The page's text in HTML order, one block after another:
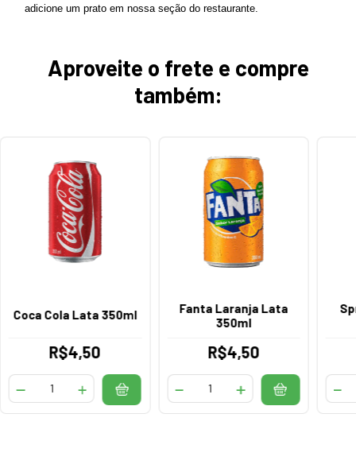
adicione um prato em nossa seção do restaurante.
Aproveite o frete e compre
também:
Coca Cola Lata 350ml
R$4,50
Fanta Laranja Lata
350ml
R$4,50